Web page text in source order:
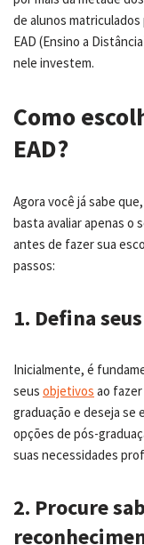
de alunos
EAD (Ensino a
nele investem.
Como
EAD?
Agora você já sabe
basta avaliar apenas o
antes de fazer sua
passos:
1. Defina
Inicialmente, é
seus objetivos ao fazer
graduação e deseja se
opções de pós-
suas necessidades
2. Procure